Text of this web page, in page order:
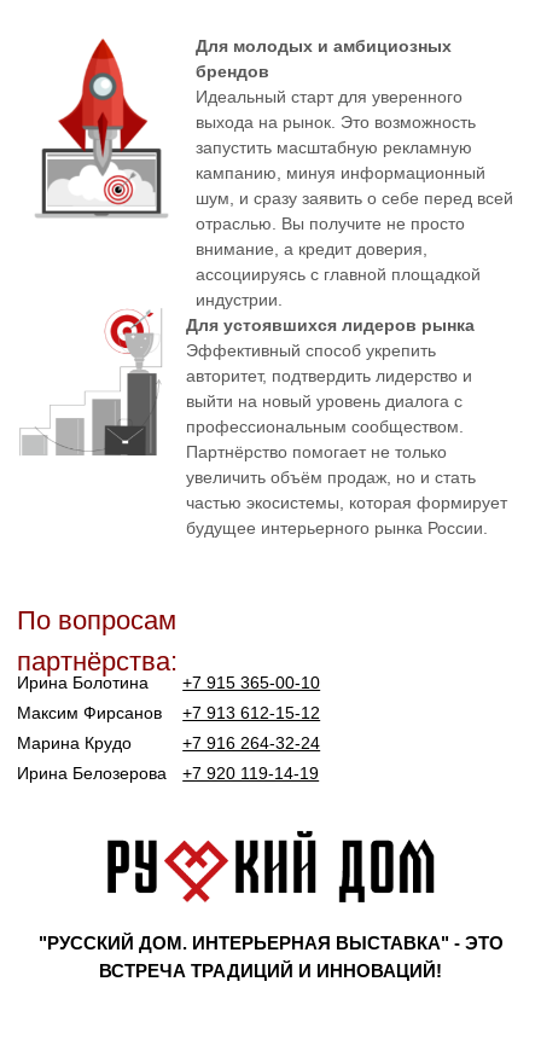
Максим Фирсанов
Марина Крудо
Ирина Белозерова
+7 913 612-15-12
+7 916 264-32-24
+7 920 119-14-19
"РУССКИЙ ДОМ. ИНТЕРЬЕРНАЯ ВЫСТАВКА" - ЭТО
ВСТРЕЧА ТРАДИЦИЙ И ИННОВАЦИЙ!
ПРИНЯТЬ УЧАСТИЕ
ЭЛЕКТРОННЫЙ КАТАЛОГ
СТАТЬ
ПОСЕТИТЕЛЕМ